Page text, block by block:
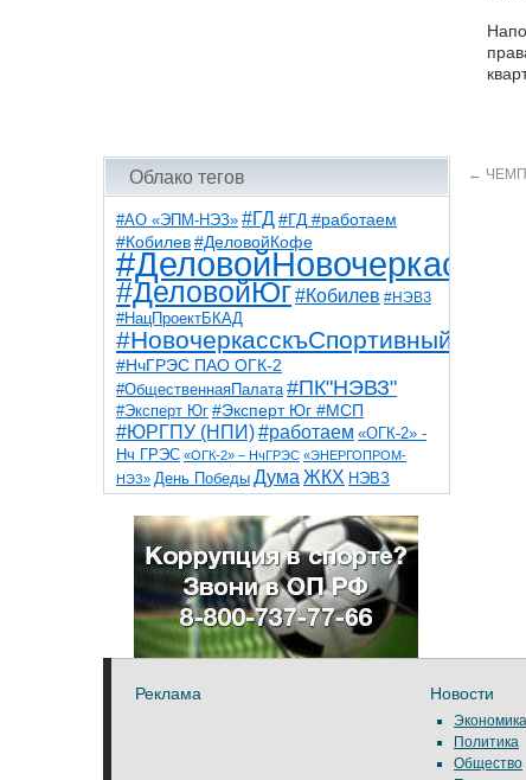
Облако тегов
#АО «ЭПМ-НЭЗ» #ГД #ГД #работаем
#Кобилев #ДеловойКофе
#ДеловойНовочеркасск
#ДеловойЮг#Кобилев #НЭВЗ
#НацПроектБКАД
#НовочеркасскъСпортивный
#НчГРЭС ПАО ОГК-2
#ОбщественнаяПалата #ПК"НЭВЗ"
#Эксперт Юг #Эксперт Юг #МСП
#ЮРГПУ (НПИ)#работаем «ОГК-2» -
Нч ГРЭС «ОГК-2» – НчГРЭС «ЭНЕРГОПРОМ-
НЭЗ» День Победы Дума ЖКХ НЭВЗ
НчГРЭС ТНТ
благоустройствоветераны выборы
детидороги казаки коррупция космос
общественная палата парк пожар роща
спорт театр транспорт художники
←
Реклама Новости
Экономика
Политика
Общество